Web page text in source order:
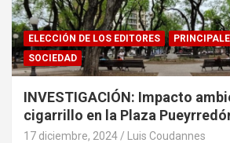
ELECCIÓN DE LOS EDITORES
SOCIEDAD
INVESTIGACIÓN: Impacto
cigarrillo en la Plaza
17 diciembre, 2024 Luis Coudannes